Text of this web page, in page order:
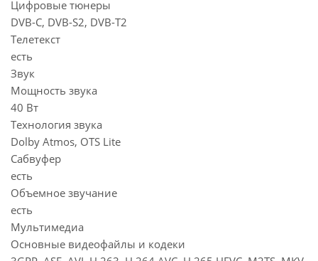
Цифровые тюнеры
DVB-C, DVB-S2, DVB-T2
Телетекст
есть
Звук
Мощность звука
40 Вт
Технология звука
Dolby Atmos, OTS Lite
Сабвуфер
есть
Объемное звучание
есть
Мультимедиа
Основные видеофайлы и кодеки